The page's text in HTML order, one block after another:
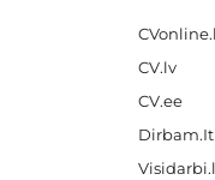
CV.lv
CV.ee
Dirbam.It